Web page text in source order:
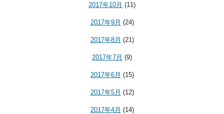
2017年10月 (11)
2017年9月 (24)
2017年8月 (21)
2017年7月 (9)
2017年6月 (15)
2017年5月 (12)
2017年4月 (14)